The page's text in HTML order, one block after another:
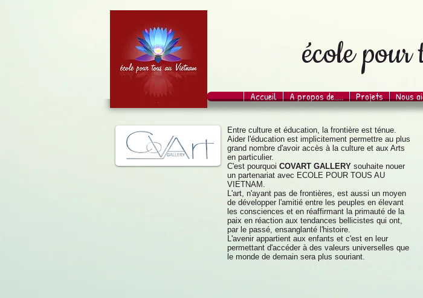
école
Accueil A propos de..... Projets Nous
Entre culture et éducation, la frontière est ténue.
Aider l'éducation est implicitement permettre au plus
grand nombre d'avoir accès à la culture et aux Arts
en particulier.
C'est pourquoi COVART GALLERY souhaite nouer
un partenariat avec ECOLE POUR TOUS AU
VIETNAM.
L'art, n'ayant pas de frontières, est aussi un moyen
de développer l'amitié entre les peuples en élevant
les consciences et en réaffirmant la primauté de la
paix en réaction aux tendances bellicistes qui ont,
par le passé, ensanglanté l'histoire.
L'avenir appartient aux enfants et c'est en leur
permettant d'accéder à des valeurs universelles que
le monde de demain sera plus souriant.